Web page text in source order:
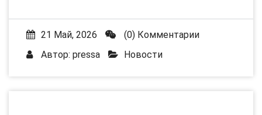
21 Май, 2026
(0) Комментарии
Автор: pressa Новости